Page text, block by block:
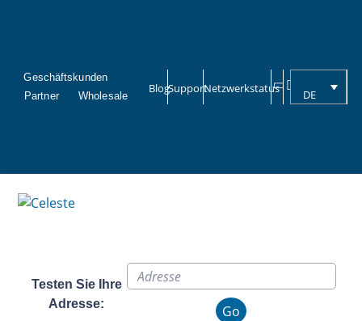
Geschäftskunden
Partner
Wholesale
BlogSupportNetzwerkstatus DE
Testen Sie Ihre
Adresse:
Go